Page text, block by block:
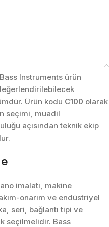
Instruments ürün
Ürün kodu C100 olarak
seçimi, muadil
açısından teknik ekip
imalatı, makine
onarım ve endüstriyel
seri, bağlantı tipi ve
seçilmelidir. Bass